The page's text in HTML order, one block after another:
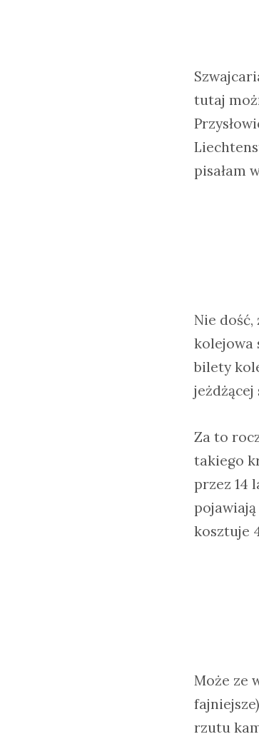
tutaj
pisałam
Nie
kolejowa
bilety
jeżdżącej
Za to
takiego
przez 14
kosztuje
Może ze
rzutu